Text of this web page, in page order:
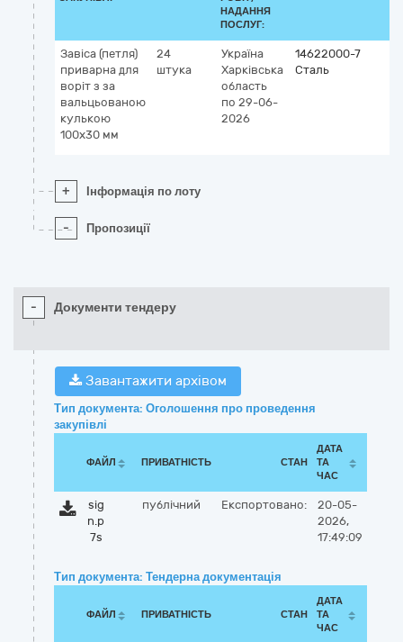
НАДАННЯ
ПОСЛУГ:
Завіса (петля)
приварна для
воріт з за
вальцьованою
кулькою
100х30 мм
24
штука
Україна
Харківська
область
по 29-06-
2026
14622000-7
Сталь
+ Інформація по лоту
- Пропозиції
- Документи тендеру
Завантажити архівом
Тип документа: Оголошення про проведення
закупівлі
ФАЙЛ ПРИВАТНІСТЬ СТАН
ДАТА
ТА
ЧАС
sig
n.p
7s
публічний Експортовано:
20-05-
2026,
17:49:09
Тип документа: Тендерна документація
ФАЙЛ ПРИВАТНІСТЬ СТАН
ДАТА
ТА
ЧАС